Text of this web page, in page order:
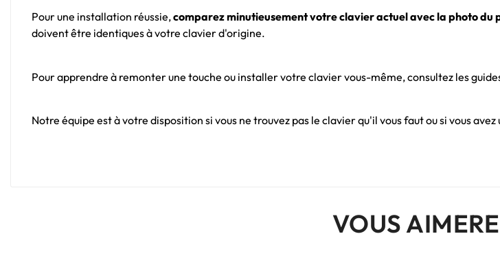
Pour une installation réussie,comparez minutieusement votre clavier actuel avec la photo du
doivent être identiques à votre clavier d'origine.
Pour apprendre à remonter une touche ou installer votre clavier vous-même, consultez les
Notre équipe est à votre disposition si vous ne trouvez pas le clavier qu'il vous faut ou si vous
VOUS